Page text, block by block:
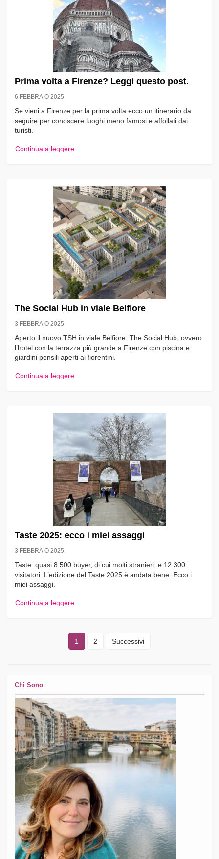
Prima volta a Firenze? Leggi questo post.
6 FEBBRAIO 2025
Se vieni a Firenze per la prima volta ecco un itinerario da
seguire per conoscere luoghi meno famosi e affollati dai
turisti.
Continua a leggere
The Social Hub in viale Belfiore
3 FEBBRAIO 2025
Aperto il nuovo TSH in viale Belfiore: The Social Hub, ovvero
l’hotel con la terrazza più grande a Firenze con piscina e
giardini pensili aperti ai fiorentini.
Continua a leggere
Taste 2025: ecco i miei assaggi
3 FEBBRAIO 2025
Taste: quasi 8.500 buyer, di cui molti stranieri, e 12.300
visitatori. L’edizione del Taste 2025 è andata bene. Ecco i
miei assaggi.
Continua a leggere
1 2 Successivi
Chi Sono